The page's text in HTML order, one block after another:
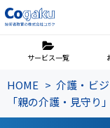
サービス一覧
HOME 介護・ビ
「親の介護・見守り